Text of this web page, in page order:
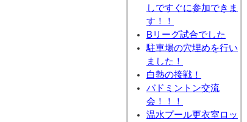
しですぐに参加できま
す！！
Bリーグ試合でした
駐車場の穴埋めを行い
ました！
白熱の接戦！
バドミントン交流
会！！！
温水プール更衣室ロッ